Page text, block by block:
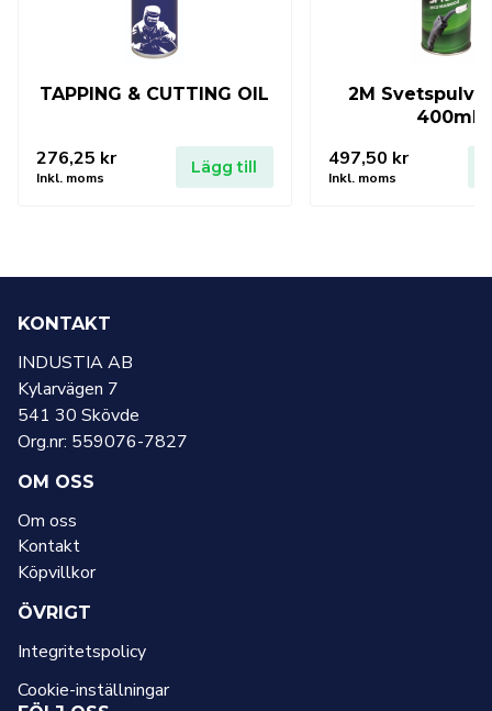
TAPPING & CUTTING OIL
276,25 kr
Inkl. moms
Lägg till
2M
400ml
497,50 kr
Inkl. moms
KONTAKT
INDUSTIA AB
Kylarvägen 7
541 30 Skövde
Org.nr: 559076-7827
OM OSS
Om oss
Kontakt
Köpvillkor
ÖVRIGT
Integritetspolicy
Cookie-inställningar